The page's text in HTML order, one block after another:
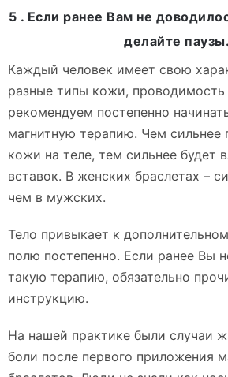
5 . Если ранее Вам не
делайте паузы.
Каждый человек имеет свою
разные типы кожи,
рекомендуем постепенно
магнитную терапию. Чем сильнее
кожи на теле, тем сильнее будет
вставок. В женских браслетах –
чем в мужских.
Тело привыкает к
полю постепенно. Если ранее Вы
такую терапию, обязательно
инструкцию.
На нашей практике были случаи
боли после первого приложения